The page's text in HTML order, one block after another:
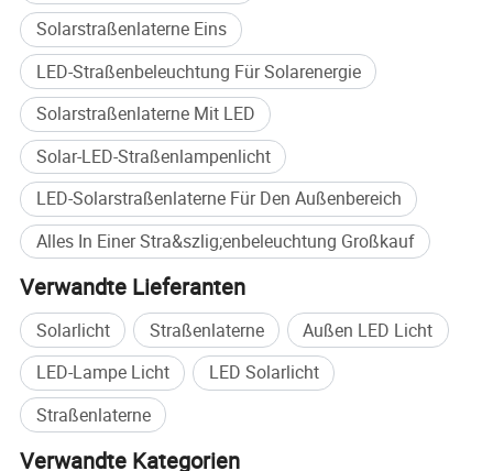
Solarstraßenlaterne Eins
LED-Straßenbeleuchtung Für Solarenergie
Solarstraßenlaterne Mit LED
Solar-LED-Straßenlampenlicht
LED-Solarstraßenlaterne Für Den Außenbereich
Alles In Einer Stra&szlig;enbeleuchtung Großkauf
Verwandte Lieferanten
Solarlicht Straßenlaterne
Außen LED Licht
LED-Lampe Licht
LED Solarlicht
Straßenlaterne
Verwandte Kategorien